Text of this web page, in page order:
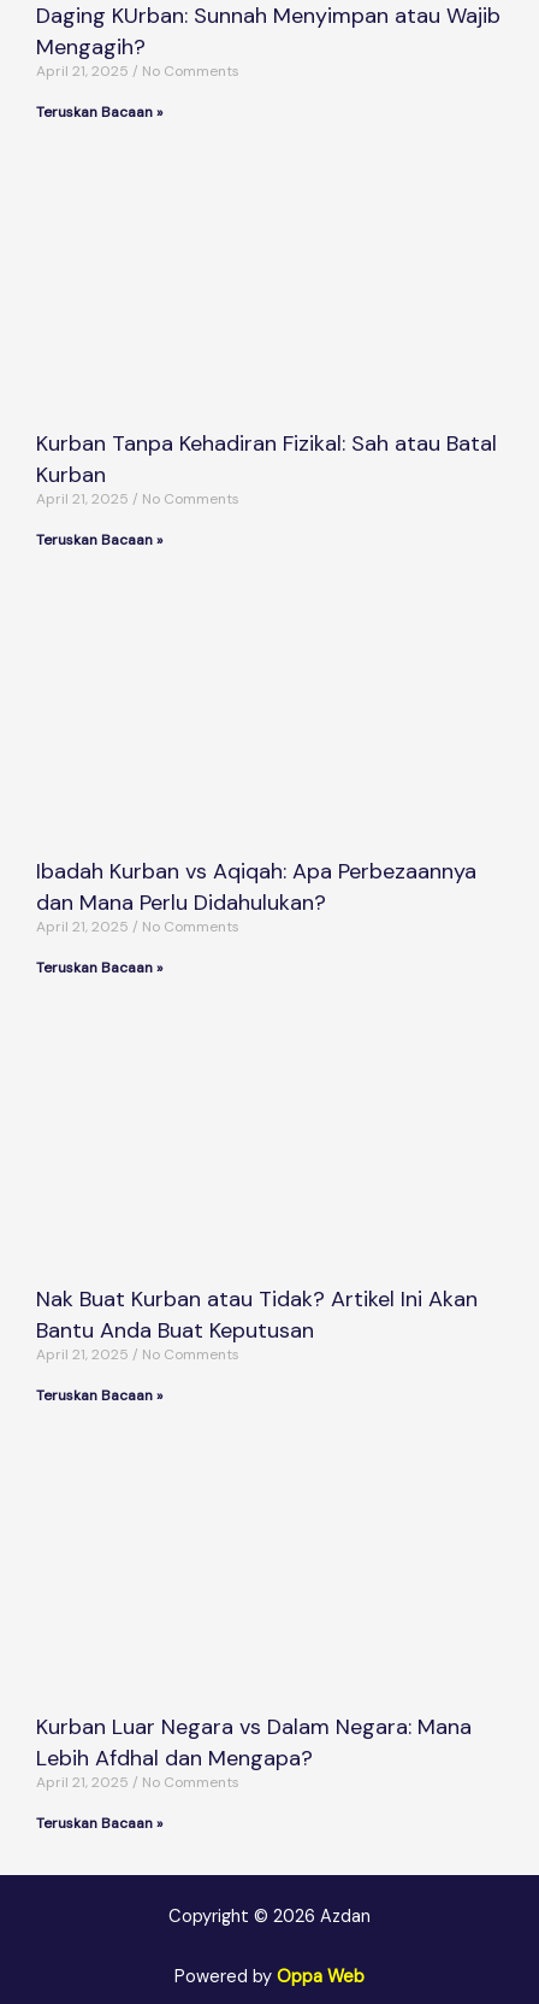
Daging KUrban: Sunnah Menyimpan atau Wajib
Mengagih?
April 21, 2025 No Comments
Teruskan Bacaan »
Kurban Tanpa Kehadiran Fizikal: Sah atau Batal
Kurban
April 21, 2025 No Comments
Teruskan Bacaan »
Ibadah Kurban vs Aqiqah: Apa Perbezaannya
dan Mana Perlu Didahulukan?
April 21, 2025 No Comments
Teruskan Bacaan »
Nak Buat Kurban atau Tidak? Artikel Ini Akan
Bantu Anda Buat Keputusan
April 21, 2025 No Comments
Teruskan Bacaan »
Kurban Luar Negara vs Dalam Negara: Mana
Lebih Afdhal dan Mengapa?
April 21, 2025 No Comments
Teruskan Bacaan »
Copyright © 2026 Azdan
Powered by Oppa Web